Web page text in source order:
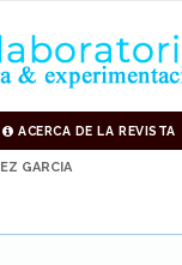
ACERCA DE LA REVISTA
GARCIA